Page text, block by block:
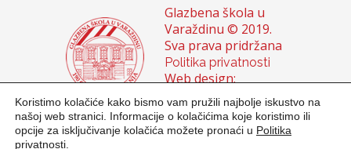
Glazbena škola u
Varaždinu © 2019.
Sva prava pridržana
Politika privatnosti
Web design:
Domagoj Sigur &
Sanja Buhin
Koristimo kolačiće kako bismo vam pružili najbolje iskustvo na
našoj web stranici. Informacije o kolačićima koje koristimo ili
opcije za isključivanje kolačića možete pronaći u Politika
privatnosti.